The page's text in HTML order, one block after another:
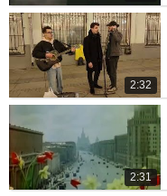
2:32
2:31